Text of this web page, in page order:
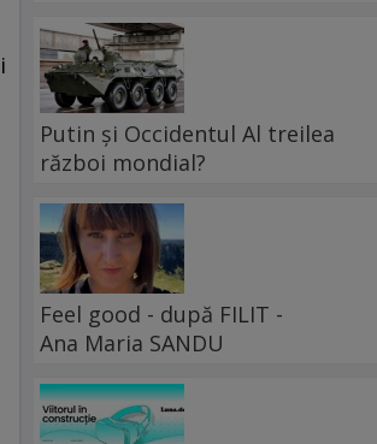
Putin și Occidentul Al treilea
război mondial?
Feel good - după FILIT -
Ana Maria SANDU